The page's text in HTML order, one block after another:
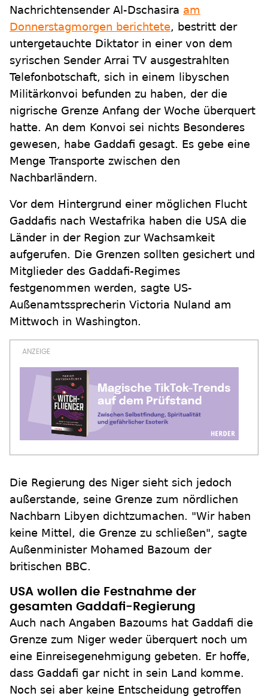
Nachrichtensender Al-Dschasira am
Donnerstagmorgen berichtete, bestritt der
untergetauchte Diktator in einer von dem
syrischen Sender Arrai TV ausgestrahlten
Telefonbotschaft, sich in einem libyschen
Militärkonvoi befunden zu haben, der die
nigrische Grenze Anfang der Woche überquert
hatte. An dem Konvoi sei nichts Besonderes
gewesen, habe Gaddafi gesagt. Es gebe eine
Menge Transporte zwischen den
Nachbarländern.
Vor dem Hintergrund einer möglichen Flucht
Gaddafis nach Westafrika haben die USA die
Länder in der Region zur Wachsamkeit
aufgerufen. Die Grenzen sollten gesichert und
Mitglieder des Gaddafi-Regimes
festgenommen werden, sagte US-
Außenamtssprecherin Victoria Nuland am
Mittwoch in Washington.
Die Regierung des Niger sieht sich jedoch
außerstande, seine Grenze zum nördlichen
Nachbarn Libyen dichtzumachen. "Wir haben
keine Mittel, die Grenze zu schließen", sagte
Außenminister Mohamed Bazoum der
britischen BBC.
USA wollen die Festnahme der
gesamten Gaddafi-Regierung
Auch nach Angaben Bazoums hat Gaddafi die
Grenze zum Niger weder überquert noch um
eine Einreisegenehmigung gebeten. Er hoffe,
dass Gaddafi gar nicht in sein Land komme.
Noch sei aber keine Entscheidung getroffen